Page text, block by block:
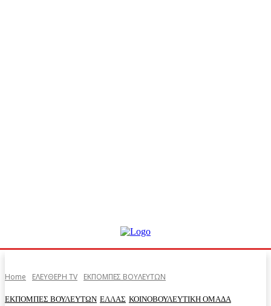
Home ΕΛΕΥΘΕΡΗ ΤV ΕΚΠΟΜΠΕΣ ΒΟΥΛΕΥΤΩΝ
ΕΚΠΟΜΠΕΣ ΒΟΥΛΕΥΤΩΝ ΕΛΛΑΣ ΚΟΙΝΟΒΟΥΛΕΥΤΙΚΗ ΟΜΑΔΑ